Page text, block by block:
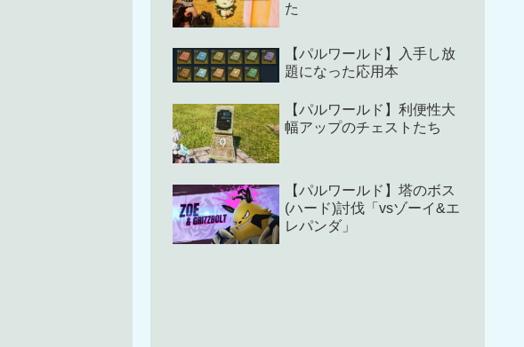
た
【パルワールド】入手し放
題になった応用本
【パルワールド】利便性大
幅アップのチェストたち
【パルワールド】塔のボス
(ハード)討伐「vsゾーイ&エ
レパンダ」